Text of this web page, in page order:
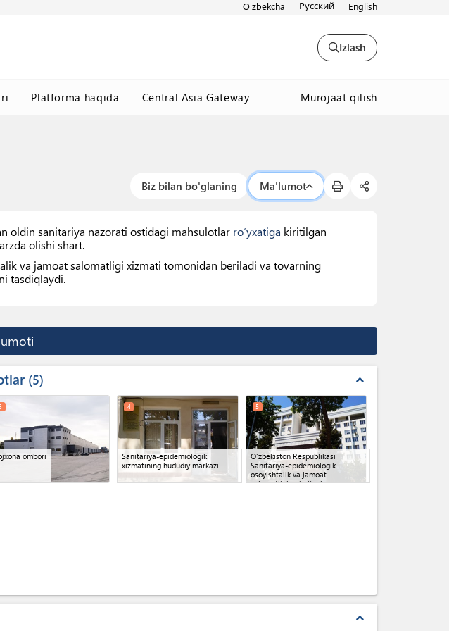
O'zbekcha Русский English
Izlash
Platforma haqida Central Asia Gateway Murojaat qilish
Biz bilan bo'glaning Ma'lumot
oldin sanitariya nazorati ostidagi mahsulotlar ro‘yxatiga kiritilgan
olishi shart.
va jamoat salomatligi xizmati tomonidan beriladi va tovarning
tasdiqlaydi.
5 expand_less
ombori
Sanitariya-epidemiologik
xizmatining hududiy markazi
4
O'zbekiston Respublikasi
Sanitariya-epidemiologik
osoyishtalik va jamoat
salomatligi qo'mitasi
5
expand_less